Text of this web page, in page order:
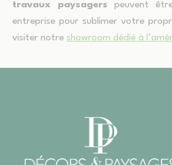
travaux paysagers peuvent
entreprise pour sublimer votre
visiter notre showroom dédié à